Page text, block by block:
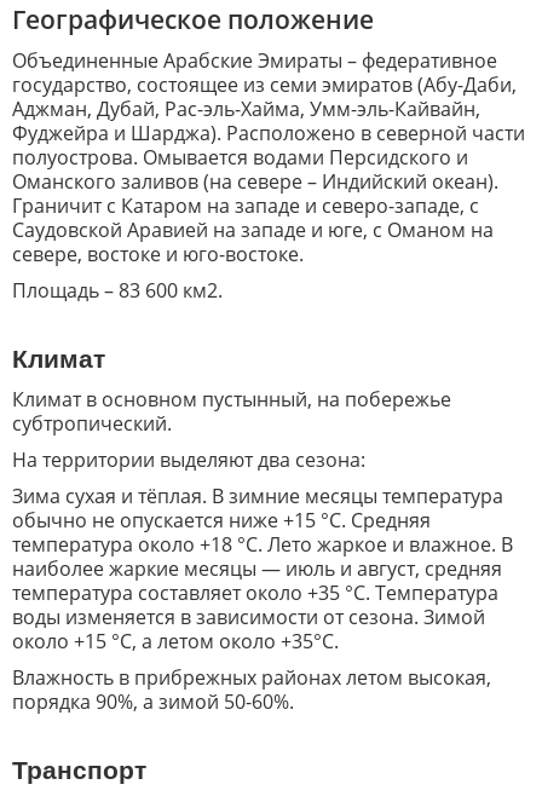
Географическое положение
Объединенные Арабские Эмираты – федеративное
государство, состоящее из семи эмиратов (Абу-Даби,
Аджман, Дубай, Рас-эль-Хайма, Умм-эль-Кайвайн,
Фуджейра и Шарджа). Расположено в северной части
полуострова. Омывается водами Персидского и
Оманского заливов (на севере – Индийский океан).
Граничит с Катаром на западе и северо-западе, с
Саудовской Аравией на западе и юге, с Оманом на
севере, востоке и юго-востоке.
Площадь – 83 600 км2.
Климат
Климат в основном пустынный, на побережье
субтропический.
На территории выделяют два сезона:
Зима сухая и тёплая. В зимние месяцы температура
обычно не опускается ниже +15 °С. Средняя
температура около +18 °С. Лето жаркое и влажное. В
наиболее жаркие месяцы — июль и август, средняя
температура составляет около +35 °С. Температура
воды изменяется в зависимости от сезона. Зимой
около +15 °С, а летом около +35°С.
Влажность в прибрежных районах летом высокая,
порядка 90%, а зимой 50-60%.
Транспорт